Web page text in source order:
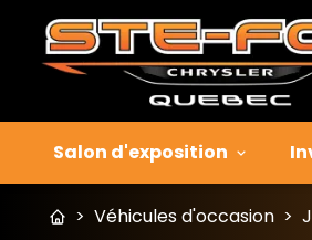
Salon d'exposition
> Véhicules d'occasion >